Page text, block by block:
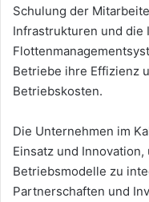
Schulung der
Infrastrukturen und
Betriebe ihre Effizienz
Betriebskosten.
Die Unternehmen im
Einsatz und
Betriebsmodelle zu
Partnerschaften und